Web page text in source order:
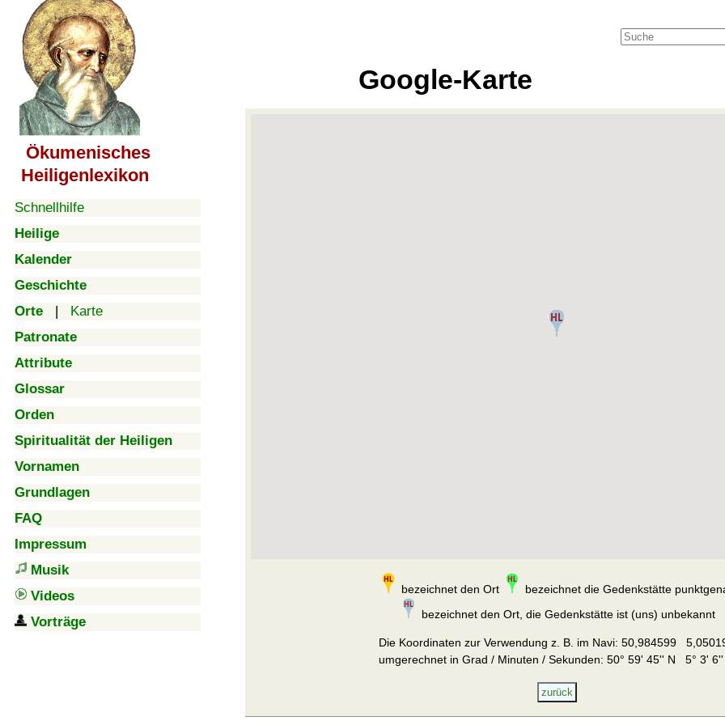
Ökumenisches
Heiligenlexikon
Schnellhilfe
Heilige
Kalender
Geschichte
Orte | Karte
Patronate
Attribute
Glossar
Orden
Spiritualität der Heiligen
Vornamen
Grundlagen
FAQ
Impressum
Musik
Videos
Vorträge
Google-Karte
bezeichnet den Ort
bezeichnet die Gedenkstätte
bezeichnet den Ort, die Gedenkstätte ist (uns) unbekannt
Die Koordinaten zur Verwendung z. B. im Navi: 50,984599
umgerechnet in Grad / Minuten / Sekunden: 50° 59' 45'' N 5° 3' 6''